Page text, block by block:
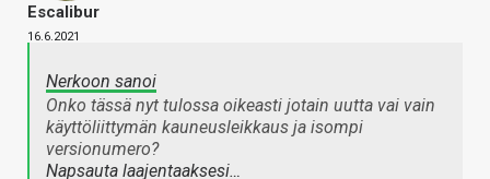
Escalibur
16.6.2021
Nerkoon sanoi
Onko tässä nyt tulossa oikeasti jotain uutta vai vain
käyttöliittymän kauneusleikkaus ja isompi
versionumero?
Napsauta laajentaaksesi…